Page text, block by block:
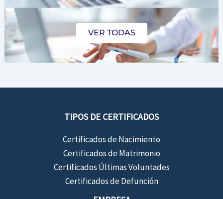
VER TODAS
TIPOS DE CERTIFICADOS
Certificados de Nacimiento
Certificados de Matrimonio
Certificados Últimas Voluntades
Certificados de Defunción